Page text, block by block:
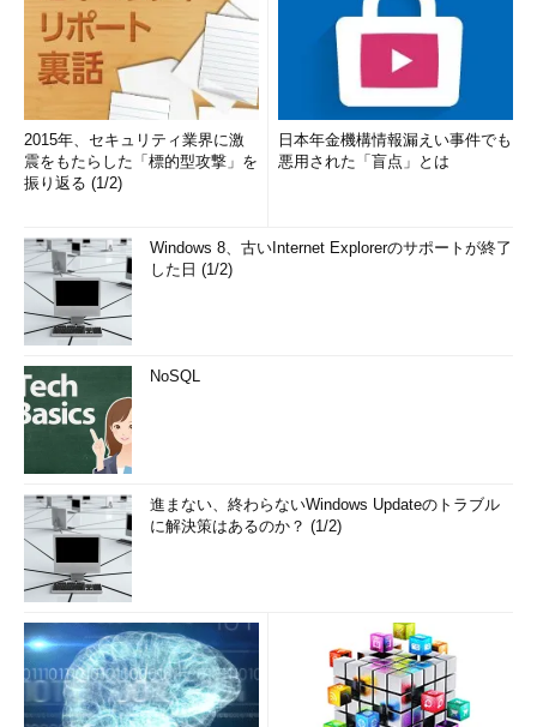
2015年、セキュリティ業界に激
震をもたらした「標的型攻撃」を
振り返る (1/2)
日本年金機構情報漏えい事件でも
悪用された「盲点」とは
Windows 8、古いInternet Explorerのサポートが終了
した日 (1/2)
NoSQL
進まない、終わらないWindows Updateのトラブル
に解決策はあるのか？ (1/2)